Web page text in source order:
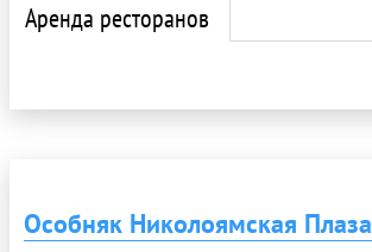
Аренда ресторанов
Особняк Николоямская Плаза